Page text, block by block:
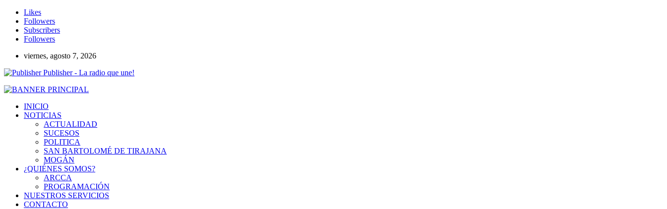
Likes
Followers
Subscribers
Followers
viernes, agosto 7, 2026
Publisher - La radio que une!
INICIO
NOTICIAS
ACTUALIDAD
SUCESOS
POLITICA
SAN BARTOLOMÉ DE TIRAJANA
MOGÁN
¿QUIÉNES SOMOS?
ARCCA
PROGRAMACIÓN
NUESTROS SERVICIOS
CONTACTO